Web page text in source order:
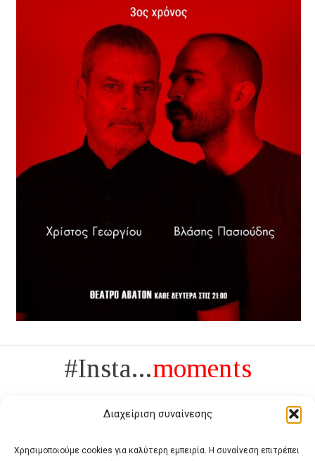
Διαχείριση συναίνεσης
Χρησιμοποιούμε cookies για καλύτερη εμπειρία. Η συναίνεση επιτρέπει
#Insta...moments